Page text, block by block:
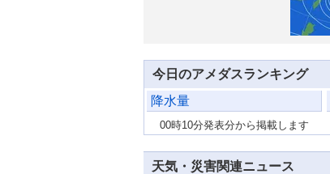
今日のアメダスランキング
降水量
00時10分発表分から掲載します
天気・災害関連ニュース